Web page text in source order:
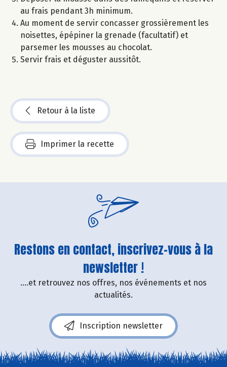
au frais pendant 3h minimum.
Au moment de servir concasser grossièrement les
noisettes, épépiner la grenade (facultatif) et
parsemer les mousses au chocolat.
Servir frais et déguster aussitôt.
Retour à la liste
Imprimer la recette
Restons en contact, inscrivez-vous à la
newsletter !
....et retrouvez nos offres, nos événements et nos
actualités.
Inscription newsletter